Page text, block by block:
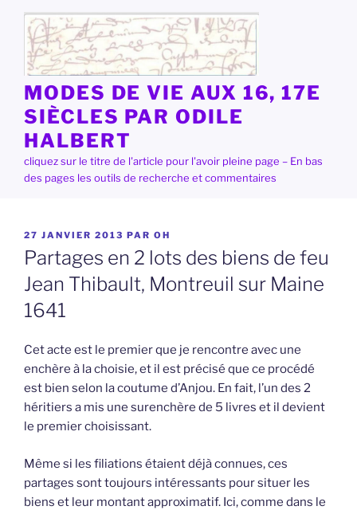
contenu
principal
MODES DE VIE AUX 16, 17E
SIÈCLES PAR ODILE
HALBERT
cliquez sur le titre de l'article pour l'avoir pleine page – En bas
des pages les outils de recherche et commentaires
PUBLIÉ
LE
27 JANVIER 2013 PAR OH
Partages en 2 lots des biens de feu
Jean Thibault, Montreuil sur Maine
1641
Cet acte est le premier que je rencontre avec une
enchère à la choisie, et il est précisé que ce procédé
est bien selon la coutume d’Anjou. En fait, l’un des 2
héritiers a mis une surenchère de 5 livres et il devient
le premier choisissant.
Même si les filiations étaient déjà connues, ces
partages sont toujours intéressants pour situer les
biens et leur montant approximatif. Ici, comme dans le